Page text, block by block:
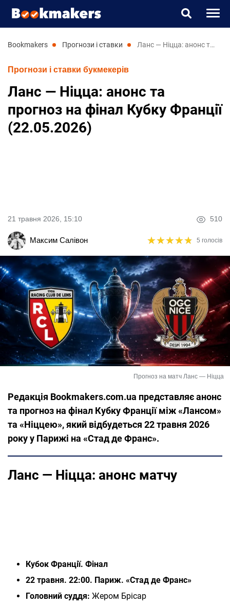
Букмекери
Прогнози
bookmakers прогнози і ставки Ланс — Ніцца: анонс та прогноз на фінал Кубку Франції (22.05.2026)
Прогнози і ставки букмекерів
Ланс — Ніцца: анонс та
прогноз на фінал Кубку Франції
(22.05.2026)
21 травня 2026, 15:10 510
Максим Салівон ★★★★★
★★★★★ 5 голосів
Прогноз на матч Ланс — Ніцца
Редакція Bookmakers.com.ua представляє анонс
та прогноз на фінал Кубку Франції між «Лансом»
та «Ніццею», який відбудеться 22 травня 2026
року у Парижі на «Стад де Франс».
Ланс — Ніцца: анонс матчу
Кубок Франції. Фінал
22 травня. 22:00. Париж. «Стад де Франс»
Головний суддя: Жером Брісар